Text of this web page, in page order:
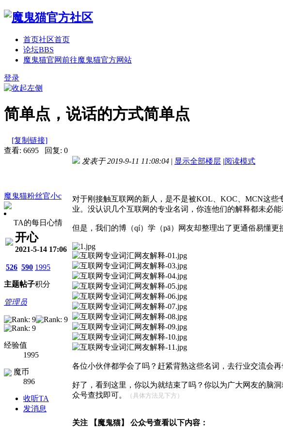
首页社区首页
论坛BBS
魔鬼猫官网前往魔鬼猫官方网站
登录
简单点，说话的方式简单点
[复制链接]
查看: 6695 回复: 0
魔鬼猫粉丝官小c
TA的每日心情
开心
2021-5-14 17:06
526
主题
590
帖子
1995
积分
管理员
经验值
1995
魔币
896
收听TA
发消息
发表于 2019-9-11 11:08:04 | 显示全部楼层 |阅读模式
对于刚接触互联网的新人，是不是被KOL、KOC、MCN这些
业。没认识几个互联网的专业名词，你连他们的解释都未必能
但是，我们的博（qí）学（pā）网友却整理出了更通俗易懂
各位小伙伴都学会了吗？赶紧背熟这些名词，去行业交流会
好了，看到这里，你以为就结束了吗？你以为广大网友的脑
众号查找即可。
（具体方法见下方）
关注 【魔鬼猫】 公众号查看以下内容：